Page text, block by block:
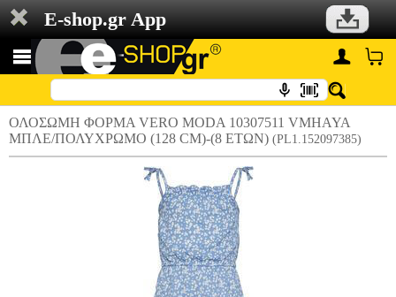
E-shop.gr App
ΟΛΟΣΩΜΗ ΦΟΡΜΑ VERO MODA 10307511 VMHAYA
ΜΠΛΕ/ΠΟΛΥΧΡΩΜΟ (128 CM)-(8 ΕΤΩΝ) (PL1.152097385)